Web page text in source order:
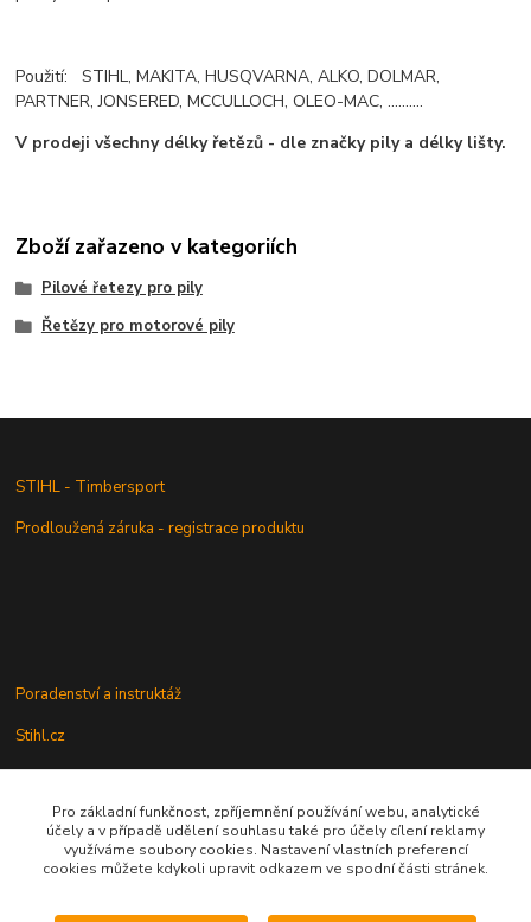
Použití: STIHL, MAKITA, HUSQVARNA, ALKO, DOLMAR,
PARTNER, JONSERED, MCCULLOCH, OLEO-MAC, ..........
V prodeji všechny délky řetězů - dle značky pily a délky lišty.
Zboží zařazeno v kategoriích
Pilové řetezy pro pily
Řetězy pro motorové pily
STIHL - Timbersport
Prodloužená záruka - registrace produktu
Poradenství a instruktáž
Stihl.cz
Údržba a servis
Rady a praktické informace
Pro základní funkčnost, zpříjemnění používání webu, analytické
účely a v případě udělení souhlasu také pro účely cílení reklamy
využíváme soubory cookies. Nastavení vlastních preferencí
cookies můžete kdykoli upravit odkazem ve spodní části stránek.